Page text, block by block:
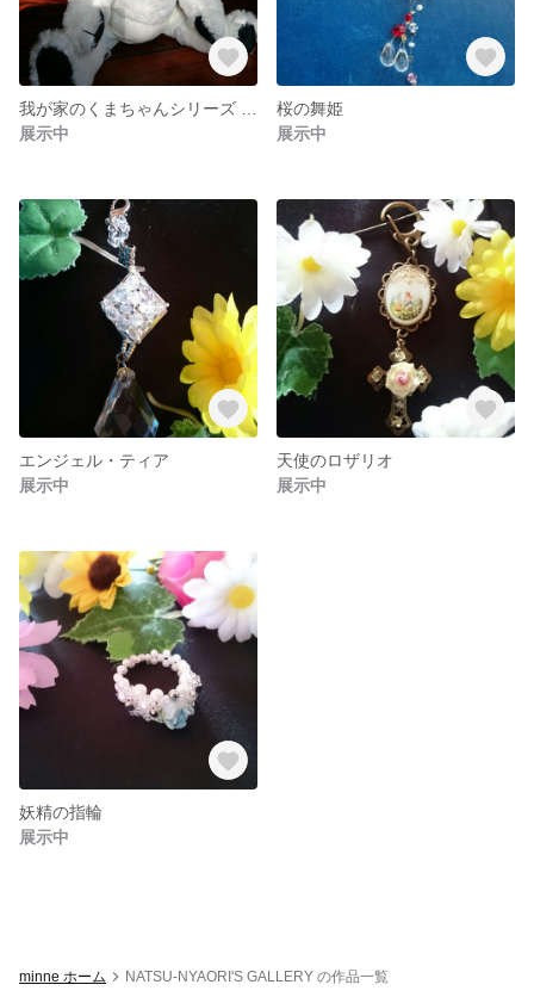
展示中
桜の舞姫
展示中
エンジェル・ティア
展示中
天使のロザリオ
展示中
妖精の指輪
展示中
minne ホーム NATSU-NYAORI'S GALLERY の作品一覧